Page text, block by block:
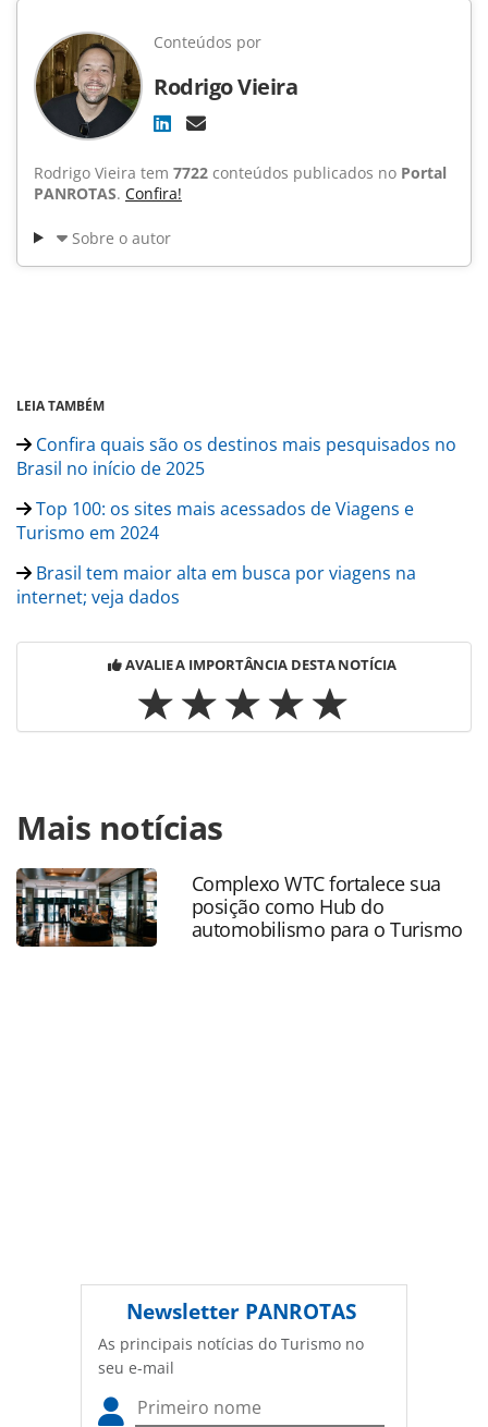
Conteúdos por
Rodrigo Vieira
Rodrigo Vieira tem 7722 conteúdos publicados no Portal
PANROTAS. Confira!
Sobre o autor
LEIA TAMBÉM
Confira quais são os destinos mais pesquisados no
Brasil no início de 2025
Top 100: os sites mais acessados de Viagens e
Turismo em 2024
Brasil tem maior alta em busca por viagens na
internet; veja dados
AVALIE A IMPORTÂNCIA DESTA NOTÍCIA
https://www.panrotas.com.br/destinos/pesquisas-e-
estatisticas/2025/04/destinos-atracoes-e-paises-mais-
buscados-em-2025-ranking-similarweb_216389.html ou as
ferramentas oferecidas na página. Todo o conteúdo
produzido pela PANROTAS Editora é protegido pela
legislação brasileira sobre direito autoral. Não reproduza o
Mais notícias
Complexo WTC fortalece sua
posição como Hub do
automobilismo para o Turismo
Newsletter PANROTAS
As principais notícias do Turismo no
seu e-mail